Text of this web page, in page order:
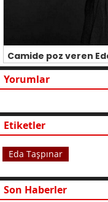
Camide poz veren
Yorumlar
Etiketler
Eda Taşpınar
Son Haberler